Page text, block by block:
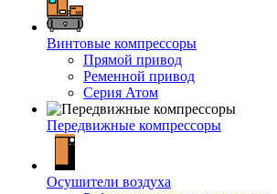
Винтовые компрессоры
Прямой привод
Ременной привод
Серия Атом
Передвижные компрессоры
Осушители воздуха